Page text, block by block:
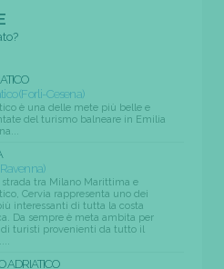
(Forli-Cesena)
è una delle mete più belle e
del turismo balneare in Emilia
strada tra Milano Marittima e
Cervia rappresenta uno dei
interessanti di tutta la costa
Da sempre è meta ambita per
turisti provenienti da tutto il
ADRIATICO